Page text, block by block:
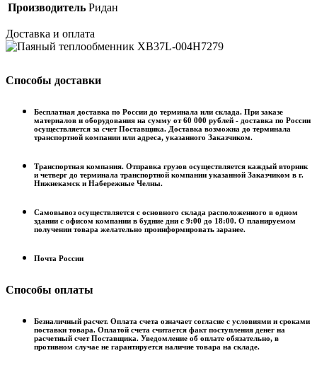
Производитель Ридан
Доставка и оплата
Способы доставки
Бесплатная доставка по России до терминала или склада. При заказе
материалов и оборудования на сумму от 60 000 рублей - доставка по России
осуществляется за счет Поставщика. Доставка возможна до терминала
транспортной компании или адреса, указанного Заказчиком.
Транспортная компания. Отправка грузов осуществляется каждый вторник
и четверг до терминала транспортной компании указанной Заказчиком в г.
Нижнекамск и Набережные Челны.
Самовывоз осуществляется с основного склада расположенного в одном
здании с офисом компании в будние дни с 9:00 до 18:00. О планируемом
получении товара желательно проинформировать заранее.
Почта России
Способы оплаты
Безналичный расчет. Оплата счета означает согласие с условиями и сроками
поставки товара. Оплатой счета считается факт поступления денег на
расчетный счет Поставщика. Уведомление об оплате обязательно, в
противном случае не гарантируется наличие товара на складе.